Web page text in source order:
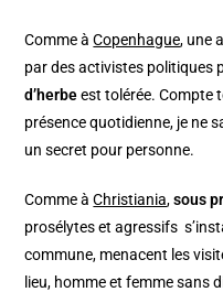
Comme àCopenhague, une
par des activistes politiques
d’herbeest tolérée. Compte
présence quotidienne, je ne
un secret pour personne.
Comme àChristiania,sous
prosélytes et agressifs
commune, menacent les
lieu, homme et femme sans